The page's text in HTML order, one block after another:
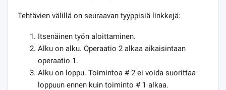
Tehtävien välillä on seuraavan tyyppisiä linkkejä:
Itsenäinen työn aloittaminen.
Alku on alku. Operaatio 2 alkaa aikaisintaan
operaatio 1.
Alku on loppu. Toimintoa # 2 ei voida suorittaa
loppuun ennen kuin toiminto # 1 alkaa.